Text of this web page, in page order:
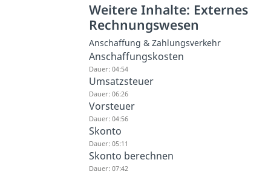
Weitere Inhalte: Externes
Rechnungswesen
Anschaffung & Zahlungsverkehr
Anschaffungskosten
Dauer: 04:54
Umsatzsteuer
Dauer: 06:26
Vorsteuer
Dauer: 04:56
Skonto
Dauer: 05:11
Skonto berechnen
Dauer: 07:42